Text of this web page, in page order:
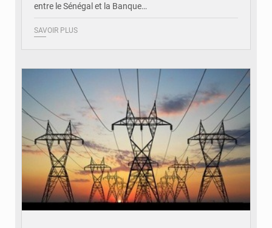
entre le Sénégal et la Banque…
SAVOIR PLUS